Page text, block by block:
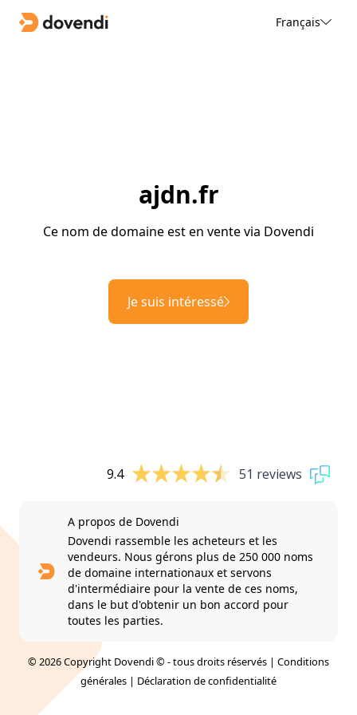
Français
ajdn.fr
Ce nom de domaine est en vente via Dovendi
Je suis intéressé
9.4 51 reviews
A propos de Dovendi
Dovendi rassemble les acheteurs et les
vendeurs. Nous gérons plus de 250 000 noms
de domaine internationaux et servons
d'intermédiaire pour la vente de ces noms,
dans le but d'obtenir un bon accord pour
toutes les parties.
© 2026 Copyright Dovendi © - tous droits réservés | Conditions
générales | Déclaration de confidentialité